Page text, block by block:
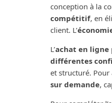
conception à la
compétitif, en
client. L’
L’achat en ligne
différentes
et structuré. Pour
sur demande,